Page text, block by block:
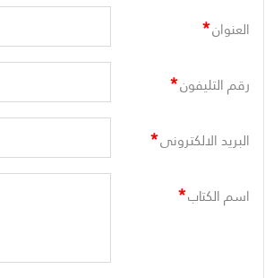
العنوان*
رقم التليفون*
البريد الالكترونى*
اسم الكتاب*